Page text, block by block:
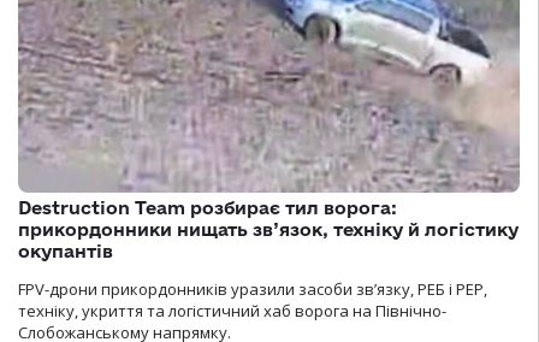
Destruction Team розбирає тил ворога:
прикордонники нищать зв’язок, техніку й логістику
окупантів
FPV-дрони прикордонників уразили засоби зв’язку, РЕБ і РЕР,
техніку, укриття та логістичний хаб ворога на Північно-
Слобожанському напрямку.